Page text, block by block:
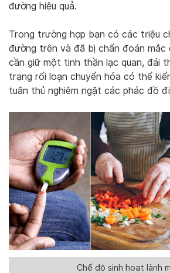
đường hiệu quả.
Trong trường hợp bạn có các triệu
đường trên và đã bị chẩn đoán mắc
cần giữ một tinh thần lạc quan, đái
trạng rối loạn chuyển hóa có thể
tuân thủ nghiêm ngặt các phác đồ
Chế độ sinh hoạt lành